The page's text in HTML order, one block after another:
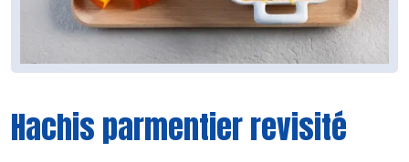
Hachis parmentier revisité